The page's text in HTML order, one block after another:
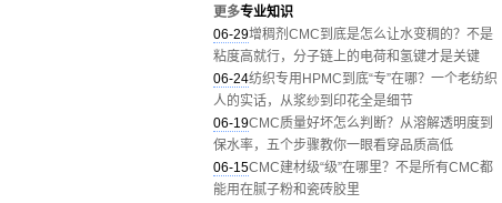
更多专业知识
06-29增稠剂CMC到底是怎么让水变稠的？不是
粘度高就行，分子链上的电荷和氢键才是关键
06-24纺织专用HPMC到底“专”在哪？一个老纺织
人的实话，从浆纱到印花全是细节
06-19CMC质量好坏怎么判断？从溶解透明度到
保水率，五个步骤教你一眼看穿品质高低
06-15CMC建材级“级”在哪里？不是所有CMC都
能用在腻子粉和瓷砖胶里